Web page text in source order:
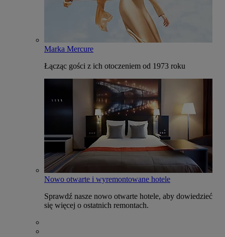
Marka Mercure
Łącząc gości z ich otoczeniem od 1973 roku
Nowo otwarte i wyremontowane hotele
Sprawdź nasze nowo otwarte hotele, aby dowiedzieć
się więcej o ostatnich remontach.